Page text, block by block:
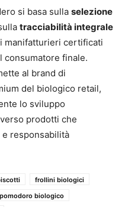
si basa sulla selezione
tracciabilità integrale
manifatturieri certificati
consumatore finale.
al brand di
del biologico retail,
lo sviluppo
prodotti che
responsabilità
frollini biologici
pomodoro biologico